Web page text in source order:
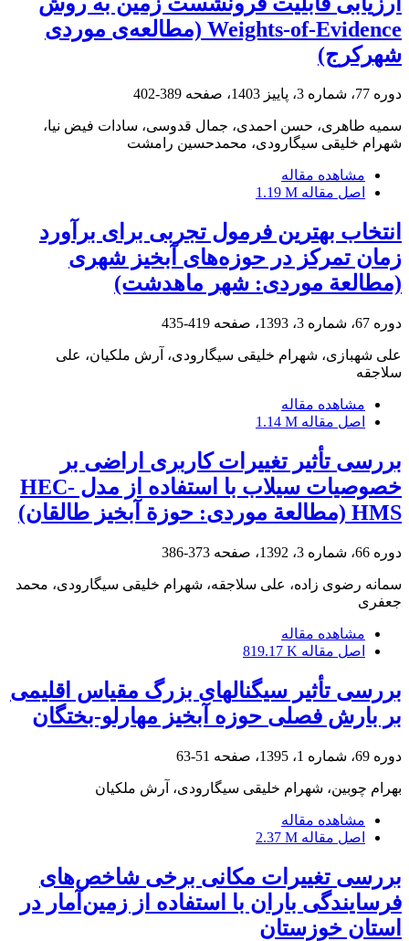
Weights-of-Evidence (مطالعه‌ی موردی
شهرکرج)
دوره 77، شماره 3، پاییز 1403، صفحه 389-402
سمیه طاهری، حسن احمدی، جمال قدوسی، سادات فیض نیا،
شهرام خلیقی سیگارودی، محمدحسین رامشت
مشاهده مقاله
اصل مقاله 1.19 M
انتخاب بهترین فرمول تجربی برای برآورد
زمان تمرکز در حوزه‌های آبخیز شهری
(مطالعة موردی: شهر ماهدشت)
دوره 67، شماره 3، 1393، صفحه 419-435
علی شهبازی، شهرام خلیقی سیگارودی، آرش ملکیان، علی
سلاجقه
مشاهده مقاله
اصل مقاله 1.14 M
بررسی تأثیر تغییرات کاربری اراضی بر
خصوصیات سیلاب با استفاده از مدل HEC-
HMS (مطالعة موردی: حوزة آبخیز طالقان)
دوره 66، شماره 3، 1392، صفحه 373-386
سمانه رضوی زاده، علی سلاجقه، شهرام خلیقی سیگارودی، محمد
جعفری
مشاهده مقاله
اصل مقاله 819.17 K
بررسی تأثیر سیگنال‎های بزرگ مقیاس اقلیمی
بر بارش فصلی حوزه آبخیز مهارلو-بختگان
دوره 69، شماره 1، 1395، صفحه 51-63
بهرام چوبین، شهرام خلیقی سیگارودی، آرش ملکیان
مشاهده مقاله
اصل مقاله 2.37 M
بررسی تغییرات مکانی برخی شاخص‌های
فرسایندگی باران با استفاده از زمین‌آمار در
استان خوزستان